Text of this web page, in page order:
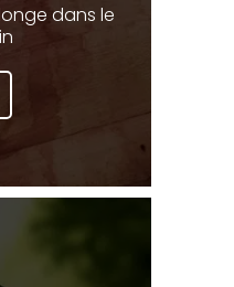
dans le